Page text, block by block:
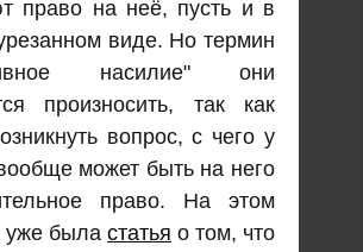
право на неё, пусть и в
виде. Но термин
насилие" они
произносить, так как
вопрос, с чего у
может быть на него
право. На этом
уже была статья о том, что